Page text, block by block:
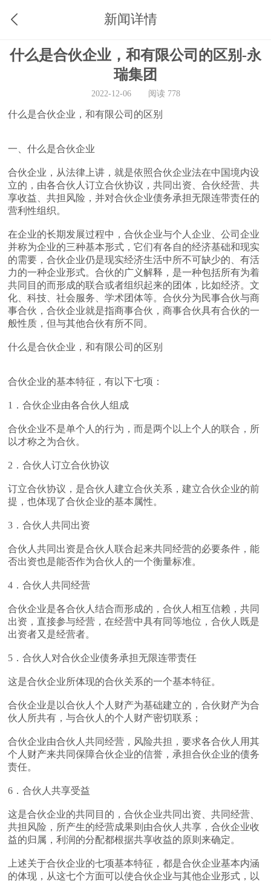
新闻详情
什么是合伙企业，和有限公司的区别-永
瑞集团
2022-12-06 阅读 778
什么是合伙企业，和有限公司的区别
一、什么是合伙企业
合伙企业，从法律上讲，就是依照合伙企业法在中国境内设
立的，由各合伙人订立合伙协议，共同出资、合伙经营、共
享收益、共担风险，并对合伙企业债务承担无限连带责任的
营利性组织。
在企业的长期发展过程中，合伙企业与个人企业、公司企业
并称为企业的三种基本形式，它们有各自的经济基础和现实
的需要，合伙企业仍是现实经济生活中所不可缺少的、有活
力的一种企业形式。合伙的广义解释，是一种包括所有为着
共同目的而形成的联合或者组织起来的团体，比如经济。文
化、科技、社会服务、学术团体等。合伙分为民事合伙与商
事合伙，合伙企业就是指商事合伙，商事合伙具有合伙的一
般性质，但与其他合伙有所不同。
什么是合伙企业，和有限公司的区别
合伙企业的基本特征，有以下七项：
1．合伙企业由各合伙人组成
合伙企业不是单个人的行为，而是两个以上个人的联合，所
以才称之为合伙。
2．合伙人订立合伙协议
订立合伙协议，是合伙人建立合伙关系，建立合伙企业的前
提，也体现了合伙企业的基本属性。
3．合伙人共同出资
合伙人共同出资是合伙人联合起来共同经营的必要条件，能
否出资也是能否作为合伙人的一个衡量标准。
4．合伙人共同经营
合伙企业是各合伙人结合而形成的，合伙人相互信赖，共同
出资，直接参与经营，在经营中具有同等地位，合伙人既是
出资者又是经营者。
5．合伙人对合伙企业债务承担无限连带责任
这是合伙企业所体现的合伙关系的一个基本特征。
合伙企业是以合伙人个人财产为基础建立的，合伙财产为合
伙人所共有，与合伙人的个人财产密切联系；
合伙企业由合伙人共同经营，风险共担，要求各合伙人用其
个人财产来共同保障合伙企业的信誉，承担合伙企业的债务
责任。
6．合伙人共享受益
这是合伙企业的共同目的，合伙企业共同出资、共同经营、
共担风险，所产生的经营成果则由合伙人共享，合伙企业收
益的归属，利润的分配都根据共享收益的原则来确定。
上述关于合伙企业的七项基本特征，都是合伙企业基本内涵
的体现，从这七个方面可以使合伙企业与其他企业形式，以